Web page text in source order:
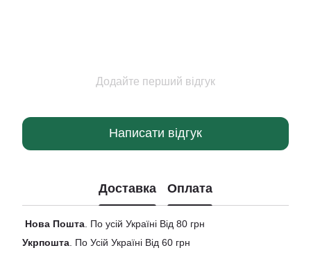
Додайте перший відгук
Написати відгук
Доставка Оплата
Нова Пошта . По усій Україні Від 80 грн
Укрпошта . По Усій Україні Від 60 грн